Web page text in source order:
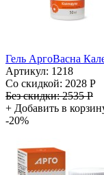
Гель АргоВасна
Артикул: 1218
Со скидкой: 2028 Р
Без скидки:2535 Р
+ Добавить в
-20%